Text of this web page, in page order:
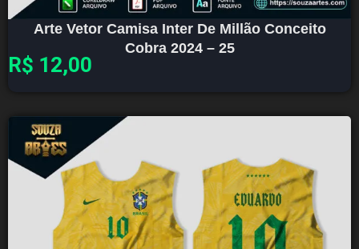
Arte Vetor Camisa Inter De Millão Conceito
Cobra 2024 – 25
R$ 12,00